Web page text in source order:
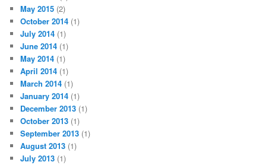
May 2015 (2)
October 2014 (1)
July 2014 (1)
June 2014 (1)
May 2014 (1)
April 2014 (1)
March 2014 (1)
January 2014 (1)
December 2013 (1)
October 2013 (1)
September 2013 (1)
August 2013 (1)
July 2013 (1)